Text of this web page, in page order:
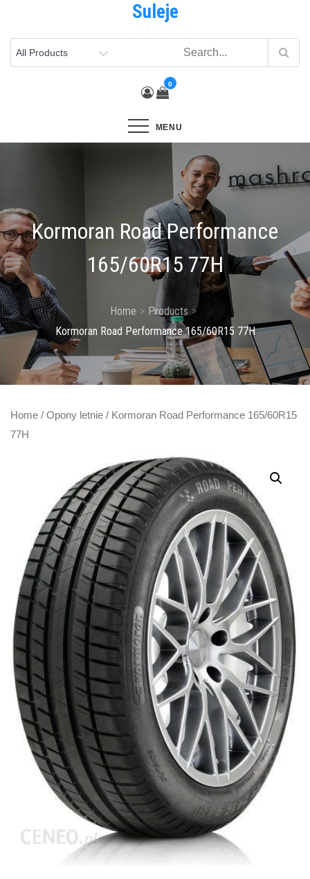
content
Suleje
0
MENU
Kormoran Road Performance
165/60R15 77H
Home
Products
Kormoran Road Performance 165/60R15 77H
Home / Opony letnie / Kormoran Road Performance 165/60R15
77H